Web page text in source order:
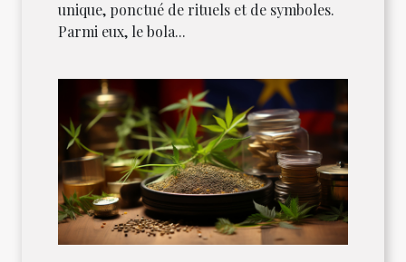
unique, ponctué de rituels et de symboles.
Parmi eux, le bola...